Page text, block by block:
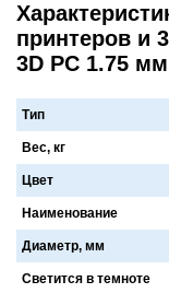
принтеров и
3D PC 1.75
Тип
Вес, кг
Цвет
Наименование
Диаметр, мм
Светится в темноте